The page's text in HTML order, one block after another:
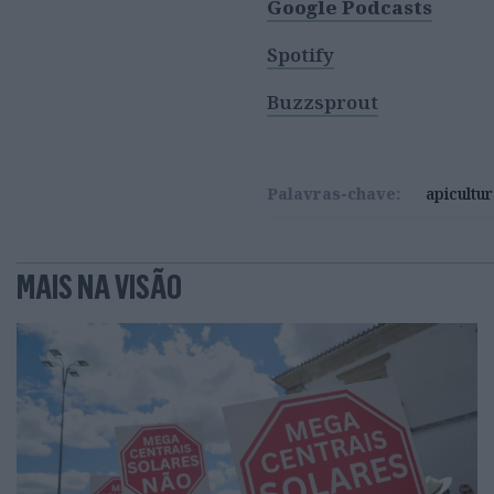
Google Podcasts
Spotify
Buzzsprout
Palavras-chave:
MAIS NA VISÃO